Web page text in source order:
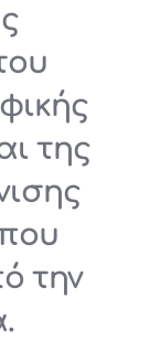
της
την